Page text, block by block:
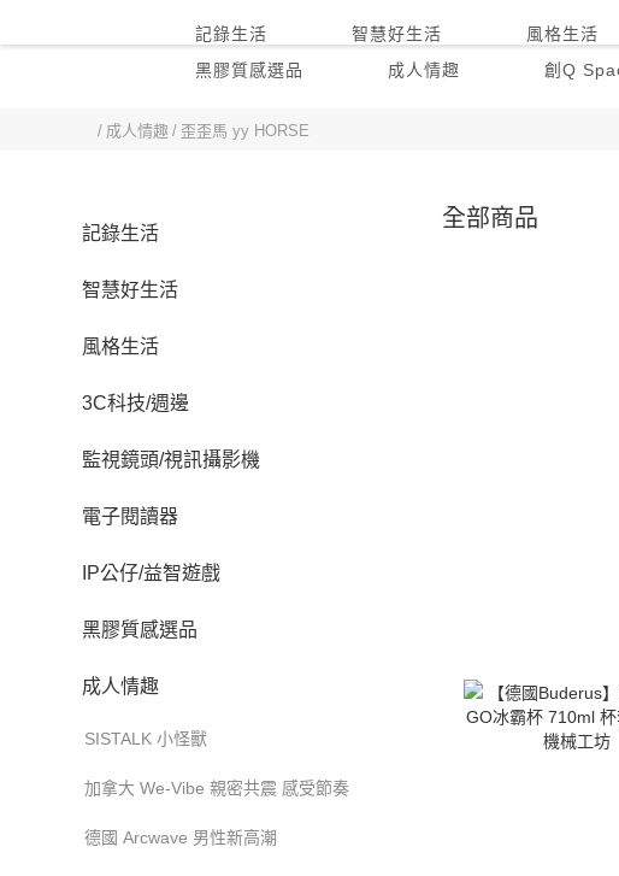
記錄生活 智慧好生活 風格生活
黑膠質感選品
成人情趣 創Q
成人情趣 歪歪馬 yy HORSE
記錄生活
智慧好生活
風格生活
3C科技/週邊
監視鏡頭/視訊攝影機
電子閱讀器
IP公仔/益智遊戲
黑膠質感選品
成人情趣
SISTALK 小怪獸
加拿大 We-Vibe 親密共震 感受節奏
德國 Arcwave 男性新高潮
全部商品